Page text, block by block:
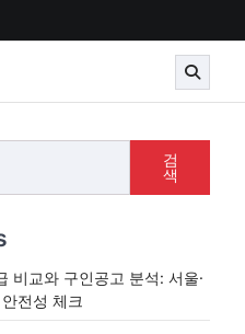
검
색
비교와 구인공고 분석: 서울·
전성 체크